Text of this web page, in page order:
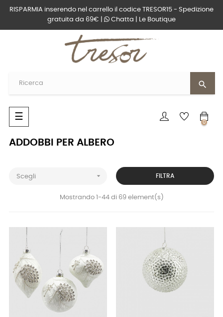
RISPARMIA inserendo nel carrello il codice TRESOR15 - Spedizione
gratuita da 69€ |
Chatta Le Boutique
search
navigazione
Toggle
☰
0
ADDOBBI PER ALBERO
Scegli  FILTRA
Mostrando 1-44 di 69 element(s)